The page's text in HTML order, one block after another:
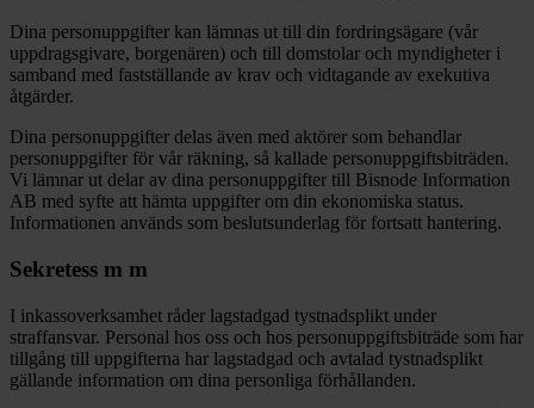
Dina personuppgifter kan lämnas ut till din fordringsägare (vår
uppdragsgivare, borgenären) och till domstolar och myndigheter i
samband med fastställande av krav och vidtagande av exekutiva
åtgärder.
Dina personuppgifter delas även med aktörer som behandlar
personuppgifter för vår räkning, så kallade personuppgiftsbiträden.
Vi lämnar ut delar av dina personuppgifter till Bisnode Information
AB med syfte att hämta uppgifter om din ekonomiska status.
Informationen används som beslutsunderlag för fortsatt hantering.
Sekretess m m
I inkassoverksamhet råder lagstadgad tystnadsplikt under
straffansvar. Personal hos oss och hos personuppgiftsbiträde som har
tillgång till uppgifterna har lagstadgad och avtalad tystnadsplikt
gällande information om dina personliga förhållanden.